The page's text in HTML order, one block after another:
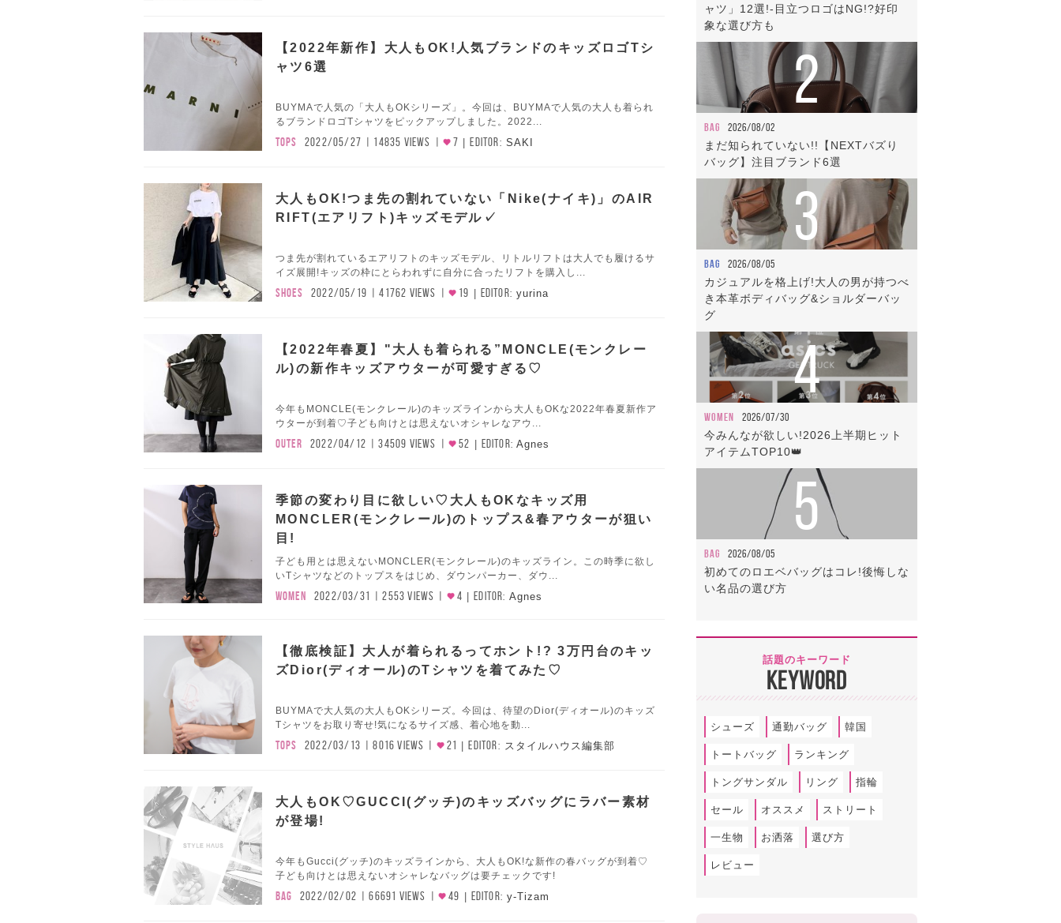
【2022年新作】大人もOK!人気ブランドのキッズロゴTシ
ャツ6選
BUYMAで人気の「大人もOKシリーズ」。今回は、BUYMAで人気の大人も着られ
るブランドロゴTシャツをピックアップしました。2022...
TOPS 2022/05/27 14835 VIEWS 7 EDITOR: SAKI
大人もOK!つま先の割れていない「Nike(ナイキ)」のAIR
RIFT(エアリフト)キッズモデル✓
つま先が割れているエアリフトのキッズモデル、リトルリフトは大人でも履けるサ
イズ展開!キッズの枠にとらわれずに自分に合ったリフトを購入し...
SHOES 2022/05/19 41762 VIEWS 19 EDITOR: yurina
【2022年春夏】"大人も着られる”MONCLE(モンクレー
ル)の新作キッズアウターが可愛すぎる♡
今年もMONCLE(モンクレール)のキッズラインから大人もOKな2022年春夏新作ア
ウターが到着♡子ども向けとは思えないオシャレなアウ...
OUTER 2022/04/12 34509 VIEWS 52 EDITOR: Agnes
季節の変わり目に欲しい♡大人もOKなキッズ用
MONCLER(モンクレール)のトップス&春アウターが狙い
目!
子ども用とは思えないMONCLER(モンクレール)のキッズライン。この時季に欲し
いTシャツなどのトップスをはじめ、ダウンパーカー、ダウ...
WOMEN 2022/03/31 2553 VIEWS 4 EDITOR: Agnes
【徹底検証】大人が着られるってホント!? 3万円台のキッ
ズDior(ディオール)のTシャツを着てみた♡
BUYMAで大人気の大人もOKシリーズ。今回は、待望のDior(ディオール)のキッズ
Tシャツをお取り寄せ!気になるサイズ感、着心地を動...
TOPS 2022/03/13 8016 VIEWS 21 EDITOR: スタイルハウス編集部
大人もOK♡GUCCI(グッチ)のキッズバッグにラバー素材
が登場!
今年もGucci(グッチ)のキッズラインから、大人もOK!な新作の春バッグが到着♡
子ども向けとは思えないオシャレなバッグは要チェックです!
BAG 2022/02/02 66691 VIEWS 49 EDITOR: y-Tizam
ャツ」12選!-目立つロゴはNG!?好印
象な選び方も
2
BAG 2026/08/02
まだ知られていない!!【NEXTバズり
バッグ】注目ブランド6選
3
BAG 2026/08/05
カジュアルを格上げ!大人の男が持つべ
き本革ボディバッグ&ショルダーバッ
グ
4
WOMEN 2026/07/30
今みんなが欲しい!2026上半期ヒット
アイテムTOP10👑
5
BAG 2026/08/05
初めてのロエベバッグはコレ!後悔しな
い名品の選び方
話題のキーワード
KEYWORD
シューズ 通勤バッグ 韓国
トートバッグ ランキング
トングサンダル リング 指輪
セール オススメ ストリート
一生物 お洒落 選び方
レビュー